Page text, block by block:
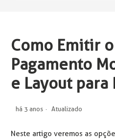
Como Emitir
Pagamento
e Layout para
há 3 anos Atualizado
Neste artigo veremos as